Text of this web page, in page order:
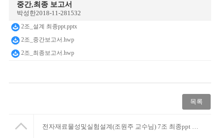
중간,최종 보고서
박성한2018-11-281532
2조_설계 최종ppt.pptx
2조_중간보고서.hwp
2조_최종보고서.hwp
목록
전자재료물성및실험설계(조원주 교수님) 7조 최종ppt 및 중간,최종 보고서